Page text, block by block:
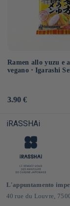
Ramen allo yuzu e
vegano ⋅ Igarashi
Prezzo
3.90 €
iRASSHAi
L'appuntamento
40 rue du Louvre,